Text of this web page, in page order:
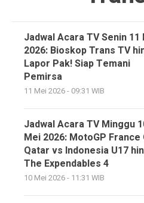
Jadwal Acara TV Senin 11
2026: Bioskop Trans TV
Lapor Pak! Siap Temani
Pemirsa
11 Mei 2026 - 09:31 WIB
Jadwal Acara TV Minggu
Mei 2026: MotoGP France
Qatar vs Indonesia U17
The Expendables 4
10 Mei 2026 - 11:31 WIB